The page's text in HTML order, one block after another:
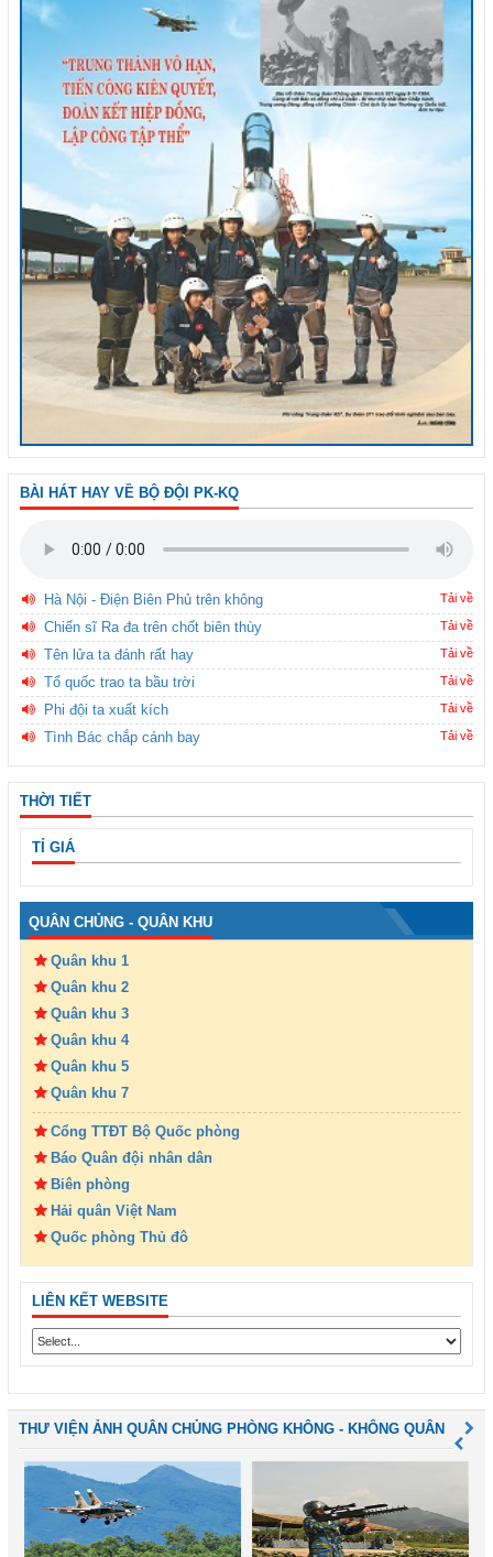
BÀI HÁT HAY VỀ BỘ ĐỘI PK-KQ
Hà Nội - Điện Biên Phủ trên không Tải về
Chiến sĩ Ra đa trên chốt biên thùy Tải về
Tên lửa ta đánh rất hay Tải về
Tổ quốc trao ta bầu trời Tải về
Phi đội ta xuất kích Tải về
Tình Bác chắp cánh bay Tải về
THỜI TIẾT
TỈ GIÁ
QUÂN CHỦNG - QUÂN KHU
Quân khu 1
Quân khu 2
Quân khu 3
Quân khu 4
Quân khu 5
Quân khu 7
Cổng TTĐT Bộ Quốc phòng
Báo Quân đội nhân dân
Biên phòng
Hải quân Việt Nam
Quốc phòng Thủ đô
LIÊN KẾT WEBSITE
THƯ VIỆN ẢNH QUÂN CHỦNG PHÒNG KHÔNG - KHÔNG QUÂN